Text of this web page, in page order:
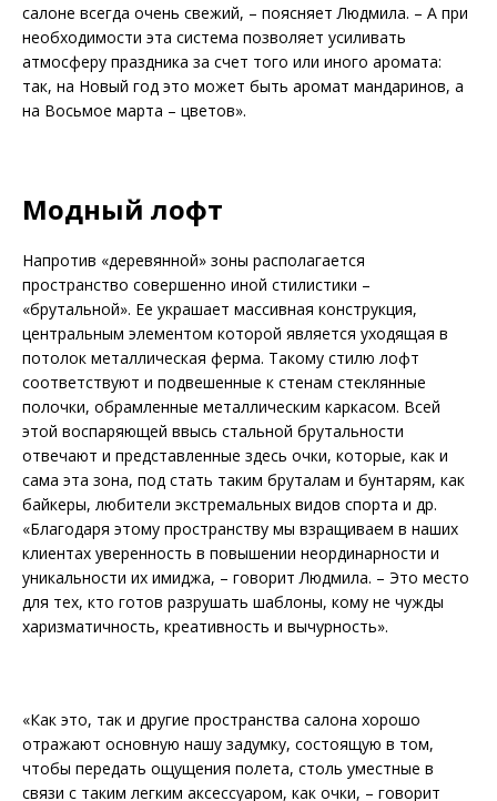
салоне всегда очень свежий, – поясняет Людмила. – А при
необходимости эта система позволяет усиливать
атмосферу праздника за счет того или иного аромата:
так, на Новый год это может быть аромат мандаринов, а
на Восьмое марта – цветов».
Модный лофт
Напротив «деревянной» зоны располагается
пространство совершенно иной стилистики –
«брутальной». Ее украшает массивная конструкция,
центральным элементом которой является уходящая в
потолок металлическая ферма. Такому стилю лофт
соответствуют и подвешенные к стенам стеклянные
полочки, обрамленные металлическим каркасом. Всей
этой воспаряющей ввысь стальной брутальности
отвечают и представленные здесь очки, которые, как и
сама эта зона, под стать таким бруталам и бунтарям, как
байкеры, любители экстремальных видов спорта и др.
«Благодаря этому пространству мы взращиваем в наших
клиентах уверенность в повышении неординарности и
уникальности их имиджа, – говорит Людмила. – Это место
для тех, кто готов разрушать шаблоны, кому не чужды
харизматичность, креативность и вычурность».
«Как это, так и другие пространства салона хорошо
отражают основную нашу задумку, состоящую в том,
чтобы передать ощущения полета, столь уместные в
связи с таким легким аксессуаром, как очки, – говорит